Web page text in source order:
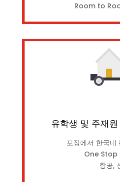
Room to
유학생 및 주재
포장에서 한국내
One Stop
항공,